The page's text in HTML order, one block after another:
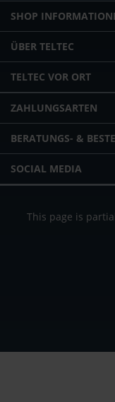
SHOP
ÜBER TELTEC
TELTEC VOR ORT
ZAHLUNGSARTEN
BERATUNGS- &
SOCIAL MEDIA
This page is